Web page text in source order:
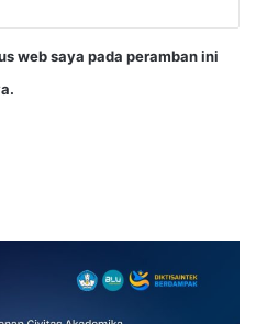
web saya pada peramban ini